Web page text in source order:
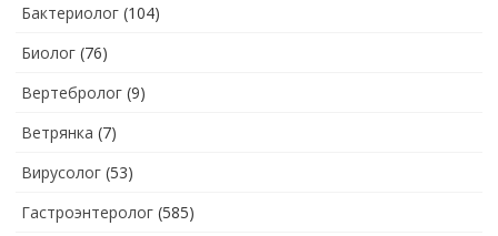
Бактериолог (104)
Биолог (76)
Вертебролог (9)
Ветрянка (7)
Вирусолог (53)
Гастроэнтеролог (585)